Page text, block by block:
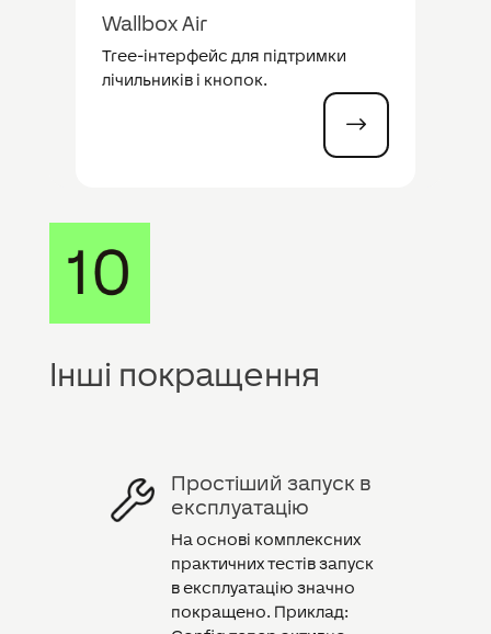
Wallbox Air
Tree-інтерфейс для підтримки
лічильників і кнопок.
$
Інші покращення
Простіший запуск в
експлуатацію
На основі комплексних
практичних тестів запуск
в експлуатацію значно
покращено. Приклад: